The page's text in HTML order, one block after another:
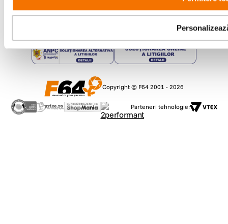
Bd-ul Unirii 64, Bucuresti
Copyright © F64 2001 - 2026
Parteneri tehnologie: